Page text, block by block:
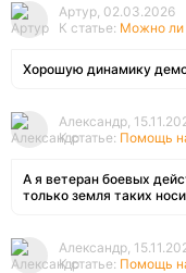
Артур, 02.03.2026
К статье: Можно ли
Хорошую динамику
Александр,
К статье: Помощь
А я ветеран боевых
только земля таких
Александр,
К статье: Помощь